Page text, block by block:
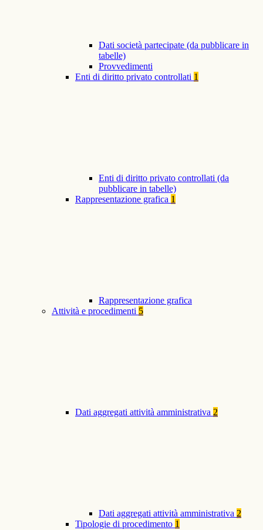
Dati società partecipate (da pubblicare in
tabelle)
Provvedimenti
Enti di diritto privato controllati 1
Enti di diritto privato controllati (da
pubblicare in tabelle)
Rappresentazione grafica 1
Rappresentazione grafica
Attività e procedimenti 5
Dati aggregati attività amministrativa 2
Dati aggregati attività amministrativa 2
Tipologie di procedimento 1